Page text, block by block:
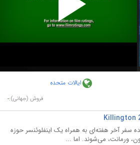
ایالات متحده
فروش (جهانی):-
سفر آخر هفته‌ای به همراه یک اینفلوئنسر حوزه
ورمانت، می‌شوند. اما ...